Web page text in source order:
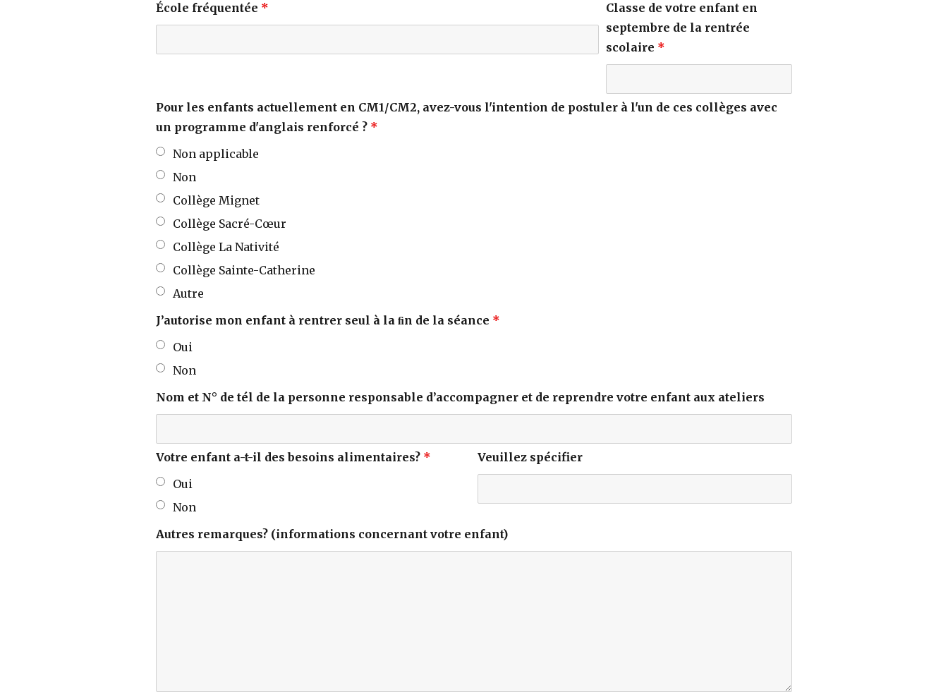
École fréquentée *
Classe de votre enfant en
septembre de la rentrée
scolaire *
Pour les enfants actuellement en CM1/CM2, avez-vous l'intention de postuler à l'un de ces collèges avec
un programme d'anglais renforcé ? *
Non applicable
Non
Collège Mignet
Collège Sacré-Cœur
Collège La Nativité
Collège Sainte-Catherine
Autre
J’autorise mon enfant à rentrer seul à la ﬁn de la séance *
Oui
Non
Nom et N° de tél de la personne responsable d’accompagner et de reprendre votre enfant aux ateliers
Votre enfant a-t-il des besoins alimentaires? *
Oui
Non
Veuillez spécifier
Autres remarques? (informations concernant votre enfant)